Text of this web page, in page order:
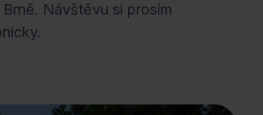
Návštěvu si prosím